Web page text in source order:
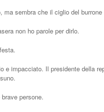
ma sembra che il ciglio del
non ho parole per dirlo.
e impacciato. Il presidente della
persone.